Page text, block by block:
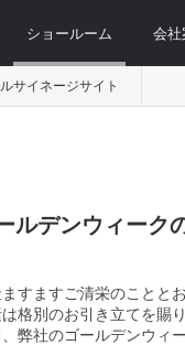
ショールーム 会社
サイネージサイト
ルデンウィーク
すますご清栄のことと
格別のお引き立てを賜
弊社のゴールデンウィ